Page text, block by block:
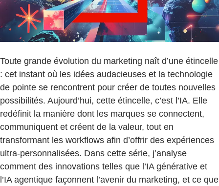
Toute grande évolution du marketing naît d’une étincelle
: cet instant où les idées audacieuses et la technologie
de pointe se rencontrent pour créer de toutes nouvelles
possibilités. Aujourd’hui, cette étincelle, c’est l’IA. Elle
redéfinit la manière dont les marques se connectent,
communiquent et créent de la valeur, tout en
transformant les workflows afin d’offrir des expériences
ultra-personnalisées. Dans cette série, j’analyse
comment des innovations telles que l’IA générative et
l’IA agentique façonnent l’avenir du marketing, et ce que